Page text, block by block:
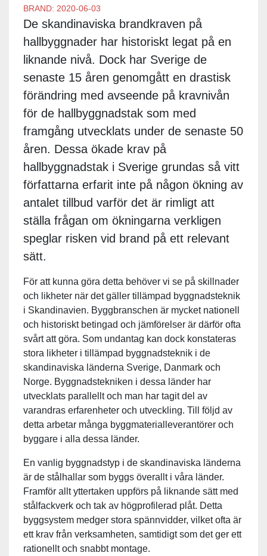
BRAND: 2020-06-03
De skandinaviska brandkraven på
hallbyggnader har historiskt legat på en
liknande nivå. Dock har Sverige de
senaste 15 åren genomgått en drastisk
förändring med avseende på kravnivån
för de hallbyggnadstak som med
framgång utvecklats under de senaste 50
åren. Dessa ökade krav på
hallbyggnadstak i Sverige grundas så vitt
författarna erfarit inte på någon ökning av
antalet tillbud varför det är rimligt att
ställa frågan om ökningarna verkligen
speglar risken vid brand på ett relevant
sätt.
För att kunna göra detta behöver vi se på skillnader
och likheter när det gäller tillämpad byggnadsteknik
i Skandinavien. Byggbranschen är mycket nationell
och historiskt betingad och jämförelser är därför ofta
svårt att göra. Som undantag kan dock konstateras
stora likheter i tillämpad byggnadsteknik i de
skandinaviska länderna Sverige, Danmark och
Norge. Byggnadstekniken i dessa länder har
utvecklats parallellt och man har tagit del av
varandras erfarenheter och utveckling. Till följd av
detta arbetar många byggmaterialleverantörer och
byggare i alla dessa länder.
En vanlig byggnadstyp i de skandinaviska länderna
är de stålhallar som byggs överallt i våra länder.
Framför allt yttertaken uppförs på liknande sätt med
stålfackverk och tak av högpro­filerad plåt. Detta
byggsystem medger stora spännvidder, vilket ofta är
ett krav från verksam­heten, samtidigt som det ger ett
rationellt och snabbt montage.